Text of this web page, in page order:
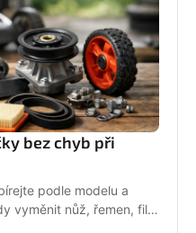
bez chyb při
podle modelu a
vyměnit nůž, řemen, filtr